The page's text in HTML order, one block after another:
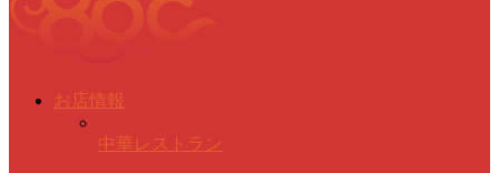
お店情報
中華レストラン